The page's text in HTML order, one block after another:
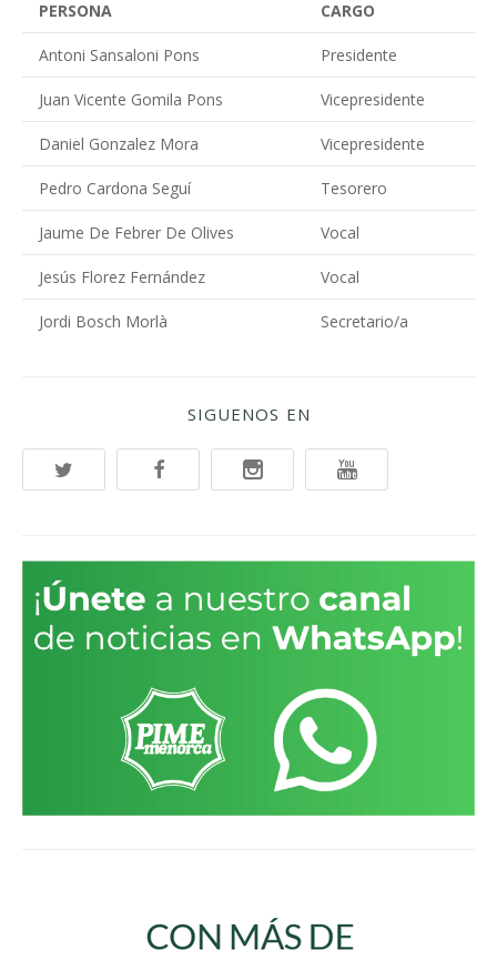
PERSONA CARGO
Antoni Sansaloni Pons Presidente
Juan Vicente Gomila Pons Vicepresidente
Daniel Gonzalez Mora Vicepresidente
Pedro Cardona Seguí Tesorero
Jaume De Febrer De Olives Vocal
Jesús Florez Fernández Vocal
Jordi Bosch Morlà Secretario/a
SIGUENOS EN